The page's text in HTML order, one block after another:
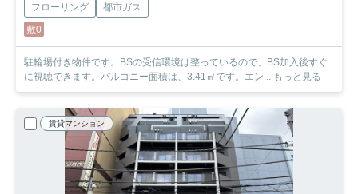
フローリング
都市ガス
敷0
駐輪場付き物件です。BSの受信環境は整っているので、BS加入後すぐ
に視聴できます。バルコニー面積は、3.41㎡です。エン... もっと見る
賃貸マンション